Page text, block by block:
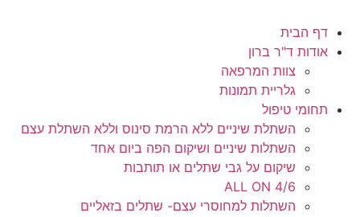
דף הבית
אודות ד"ר ברון
צוות המרפאה
גלריית תמונות
תחומי טיפול
השתלת שיניים ללא הרמת סינוס וללא השתלת עצם
השתלות שיניים ושיקום הפה ביום אחד
שיקום על גבי שתלים או תותבות
ALL ON 4/6
השתלות למחוסרי עצם- שתלים בזאליים